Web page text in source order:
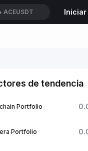
ACEUSDT Iniciar
de tendencia
Portfolio
Portfolio